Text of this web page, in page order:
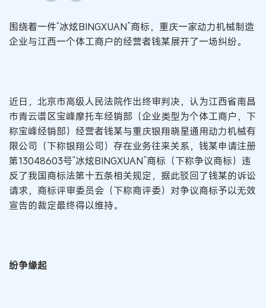
围绕着一件“冰炫BINGXUAN”商标，重庆一家动力机械制造
企业与江西一个体工商户的经营者钱某展开了一场纠纷。
近日，北京市高级人民法院作出终审判决，认为江西省南昌
市青云谱区宝峰摩托车经销部（企业类型为个体工商户，下
称宝峰经销部）经营者钱某与重庆银翔晓星通用动力机械有
限公司（下称银翔公司）存在业务往来关系，钱某申请注册
第13048603号“冰炫BINGXUAN”商标（下称争议商标）违
反了我国商标法第十五条相关规定，据此驳回了钱某的诉讼
请求，商标评审委员会（下称商评委）对争议商标予以无效
宣告的裁定最终得以维持。
纷争缘起